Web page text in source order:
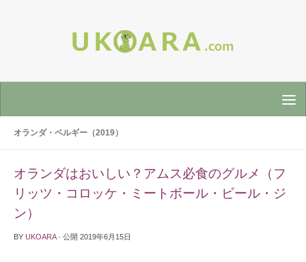
オランダ・ベルギー（2019）
オランダはおいしい？アムス必食のグルメ（フ
リッツ・コロッケ・ミートボール・ビール・ジ
ン）
BY UKOARA · 公開 2019年6月15日